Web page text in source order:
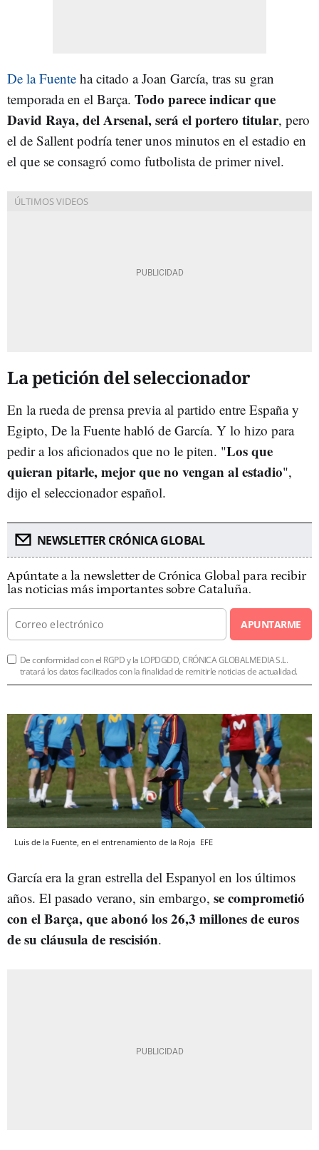
De la Fuente ha citado a Joan García, tras su gran
temporada en el Barça. Todo parece indicar que
David Raya, del Arsenal, será el portero titular, pero
el de Sallent podría tener unos minutos en el estadio en
el que se consagró como futbolista de primer nivel.
La petición del seleccionador
En la rueda de prensa previa al partido entre España y
Egipto, De la Fuente habló de García. Y lo hizo para
pedir a los aficionados que no le piten. "Los que
quieran pitarle, mejor que no vengan al estadio",
dijo el seleccionador español.
NEWSLETTER CRÓNICA GLOBAL
Apúntate a la newsletter de Crónica Global para recibir
las noticias más importantes sobre Cataluña.
APUNTARME
De conformidad con el RGPD y la LOPDGDD, CRÓNICA GLOBALMEDIA S.L.
tratará los datos facilitados con la finalidad de remitirle noticias de actualidad.
Luis de la Fuente, en el entrenamiento de la Roja EFE
García era la gran estrella del Espanyol en los últimos
años. El pasado verano, sin embargo, se comprometió
con el Barça, que abonó los 26,3 millones de euros
de su cláusula de rescisión.